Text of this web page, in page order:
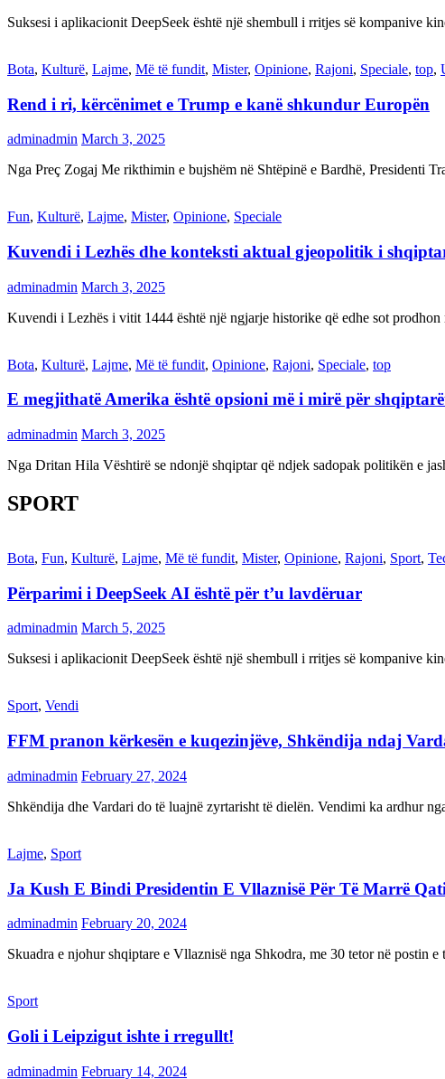
Suksesi i aplikacionit DeepSeek është një shembull i rritjes së kompanive
Bota, Kulturë, Lajme, Më të fundit, Mister, Opinione, Rajoni, Speciale, top,
Rend i ri, kërcënimet e Trump e kanë shkundur Europën
adminadmin March 3, 2025
Nga Preç Zogaj Me rikthimin e bujshëm në Shtëpinë e Bardhë, Presidenti
Fun, Kulturë, Lajme, Mister, Opinione, Speciale
Kuvendi i Lezhës dhe konteksti aktual gjeopolitik i
adminadmin March 3, 2025
Kuvendi i Lezhës i vitit 1444 është një ngjarje historike që edhe sot
Bota, Kulturë, Lajme, Më të fundit, Opinione, Rajoni, Speciale, top
E megjithatë Amerika është opsioni më i mirë për
adminadmin March 3, 2025
Nga Dritan Hila Vështirë se ndonjë shqiptar që ndjek sadopak politikën e
SPORT
Bota, Fun, Kulturë, Lajme, Më të fundit, Mister, Opinione, Rajoni, Sport,
Përparimi i DeepSeek AI është për t’u lavdëruar
adminadmin March 5, 2025
Suksesi i aplikacionit DeepSeek është një shembull i rritjes së kompanive
Sport, Vendi
FFM pranon kërkesën e kuqezinjëve, Shkëndija ndaj
adminadmin February 27, 2024
Shkëndija dhe Vardari do të luajnë zyrtarisht të dielën. Vendimi ka ardhur
Lajme, Sport
Ja Kush E Bindi Presidentin E Vllaznisë Për Të Marrë
adminadmin February 20, 2024
Skuadra e njohur shqiptare e Vllaznisë nga Shkodra, me 30 tetor në postin
Sport
Goli i Leipzigut ishte i rregullt!
adminadmin February 14, 2024